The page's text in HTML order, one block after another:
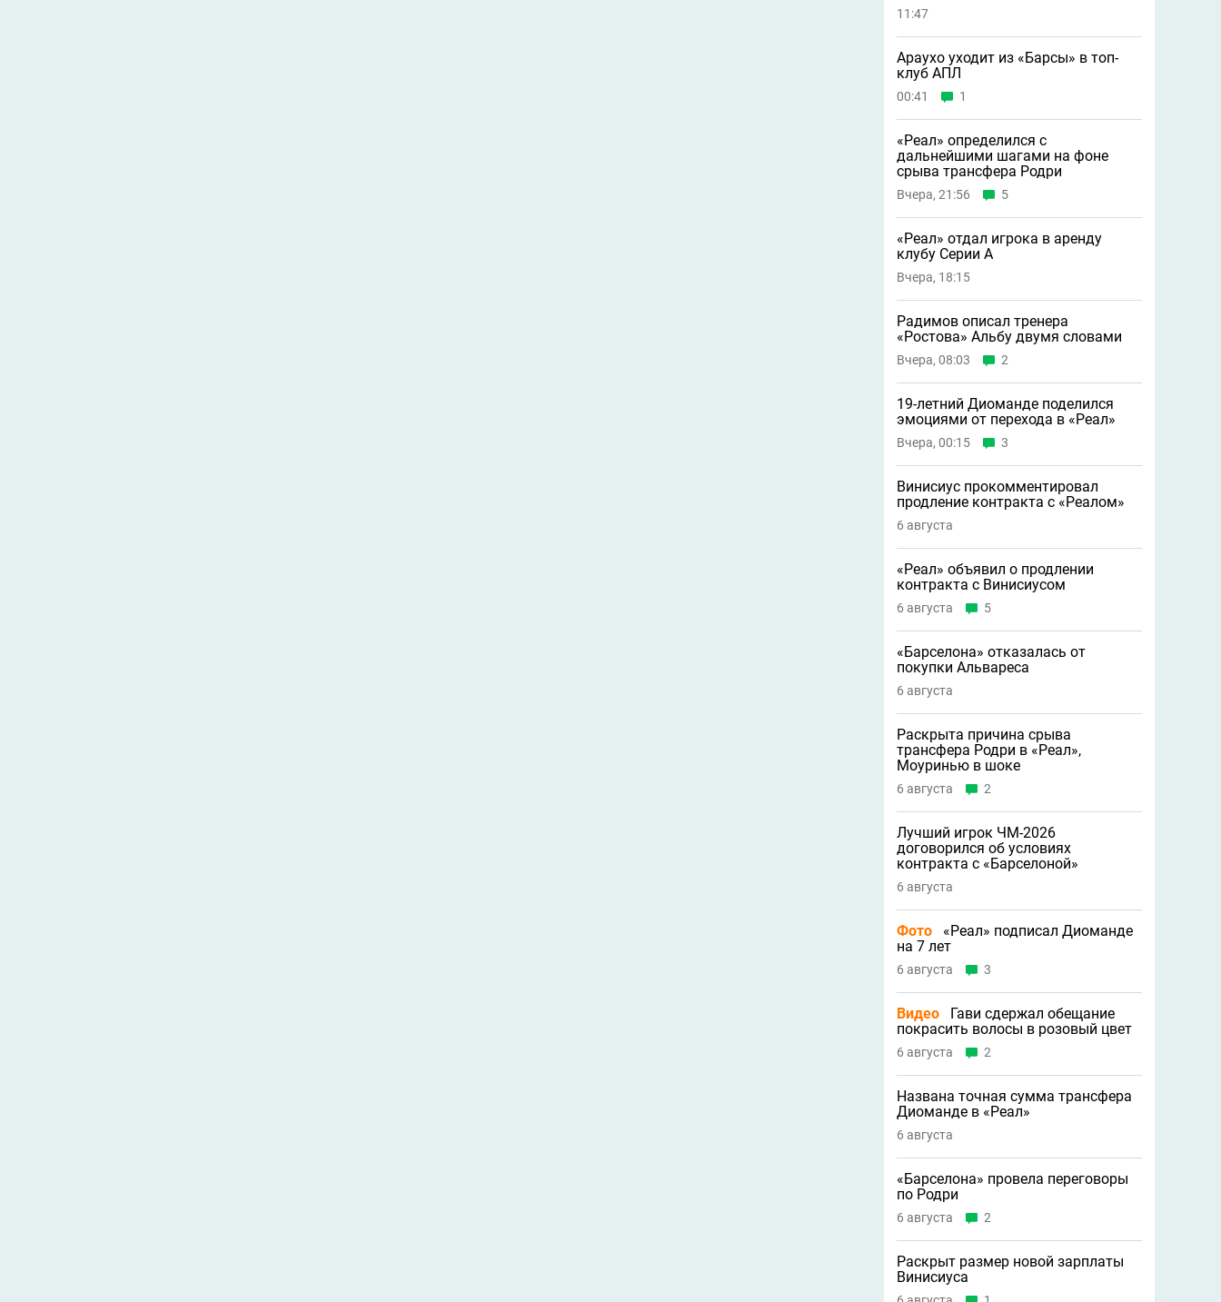
11:47
Араухо уходит из «Барсы» в топ-
клуб АПЛ
00:41 1
«Реал» определился с
дальнейшими шагами на фоне
срыва трансфера Родри
Вчера, 21:56 5
«Реал» отдал игрока в аренду
клубу Серии А
Вчера, 18:15
Радимов описал тренера
«Ростова» Альбу двумя словами
Вчера, 08:03 2
19-летний Диоманде поделился
эмоциями от перехода в «Реал»
Вчера, 00:15 3
Винисиус прокомментировал
продление контракта с «Реалом»
6 августа
«Реал» объявил о продлении
контракта с Винисиусом
6 августа 5
«Барселона» отказалась от
покупки Альвареса
6 августа
Раскрыта причина срыва
трансфера Родри в «Реал»,
Моуринью в шоке
6 августа 2
Лучший игрок ЧМ-2026
договорился об условиях
контракта с «Барселоной»
6 августа
Фото
«Реал» подписал Диоманде
на 7 лет
6 августа 3
Видео
Гави сдержал обещание
покрасить волосы в розовый цвет
6 августа 2
Названа точная сумма трансфера
Диоманде в «Реал»
6 августа
«Барселона» провела переговоры
по Родри
6 августа 2
Раскрыт размер новой зарплаты
Винисиуса